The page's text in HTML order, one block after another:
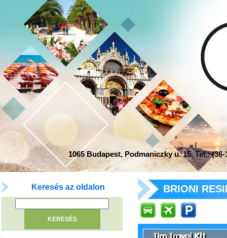
1065 Budapest, Podmaniczky u. 15. Tel.:
BRIONI
Keresés az oldalon